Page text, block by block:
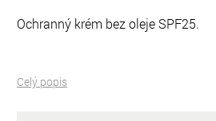
Ochranný krém bez oleje SPF25.
Celý popis